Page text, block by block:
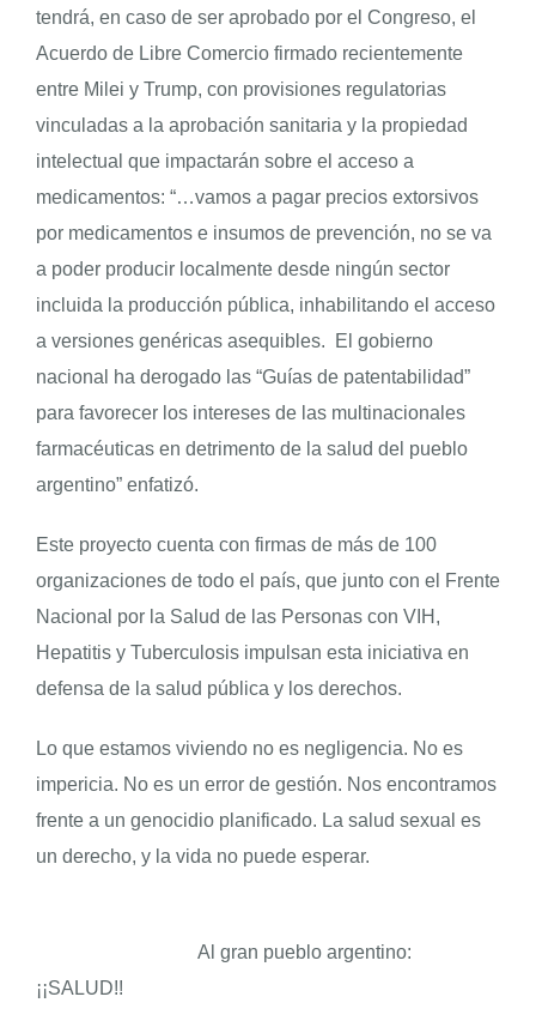
tendrá, en caso de ser aprobado por el Congreso, el
Acuerdo de Libre Comercio firmado recientemente
entre Milei y Trump, con provisiones regulatorias
vinculadas a la aprobación sanitaria y la propiedad
intelectual que impactarán sobre el acceso a
medicamentos: “…vamos a pagar precios extorsivos
por medicamentos e insumos de prevención, no se va
a poder producir localmente desde ningún sector
incluida la producción pública, inhabilitando el acceso
a versiones genéricas asequibles. El gobierno
nacional ha derogado las “Guías de patentabilidad”
para favorecer los intereses de las multinacionales
farmacéuticas en detrimento de la salud del pueblo
argentino” enfatizó.
Este proyecto cuenta con firmas de más de 100
organizaciones de todo el país, que junto con el Frente
Nacional por la Salud de las Personas con VIH,
Hepatitis y Tuberculosis impulsan esta iniciativa en
defensa de la salud pública y los derechos.
Lo que estamos viviendo no es negligencia. No es
impericia. No es un error de gestión. Nos encontramos
frente a un genocidio planificado. La salud sexual es
un derecho, y la vida no puede esperar.
Al gran pueblo argentino:
¡¡SALUD!!